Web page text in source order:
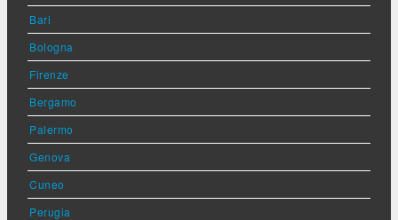
Bari
Bologna
Firenze
Bergamo
Palermo
Genova
Cuneo
Perugia